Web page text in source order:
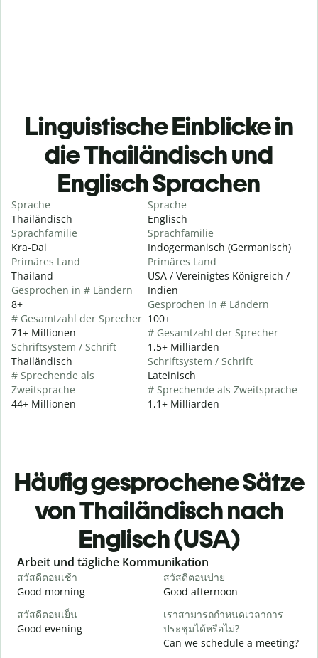
Linguistische Einblicke in
die Thailändisch und
Englisch Sprachen
Sprache
Thailändisch
Sprachfamilie
Kra-Dai
Primäres Land
Thailand
Gesprochen in # Ländern
8+
# Gesamtzahl der Sprecher
71+ Millionen
Schriftsystem / Schrift
Thailändisch
# Sprechende als
Zweitsprache
44+ Millionen
Sprache
Englisch
Sprachfamilie
Indogermanisch (Germanisch)
Primäres Land
USA / Vereinigtes Königreich /
Indien
Gesprochen in # Ländern
100+
# Gesamtzahl der Sprecher
1,5+ Milliarden
Schriftsystem / Schrift
Lateinisch
# Sprechende als Zweitsprache
1,1+ Milliarden
Häufig gesprochene Sätze
von Thailändisch nach
Englisch (USA)
Slide 1 of 6
Arbeit und tägliche Kommunikation
สวัสดีตอนเช้า
Good morning
สวัสดีตอนบ่าย
Good afternoon
สวัสดีตอนเย็น
Good evening
เราสามารถกำหนดเวลาการ
ประชุมได้หรือไม่?
Can we schedule a meeting?